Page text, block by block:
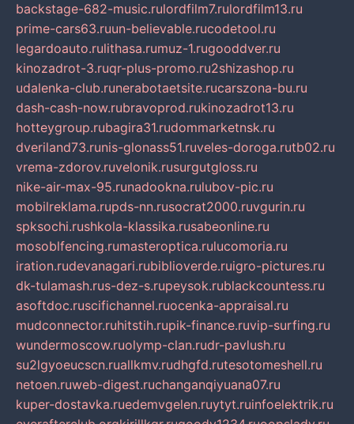
backstage-682-music.rulordfilm7.rulordfilm13.ru
prime-cars63.ruun-believable.rucodetool.ru
legardoauto.rulithasa.rumuz-1.rugooddver.ru
kinozadrot-3.ruqr-plus-promo.ru2shizashop.ru
udalenka-club.runerabotaetsite.rucarszona-bu.ru
dash-cash-now.rubravoprod.rukinozadrot13.ru
hotteygroup.rubagira31.rudommarketnsk.ru
dveriland73.runis-glonass51.ruveles-doroga.rutb02.ru
vrema-zdorov.ruvelonik.rusurgutgloss.ru
nike-air-max-95.runadookna.rulubov-pic.ru
mobilreklama.rupds-nn.rusocrat2000.ruvgurin.ru
spksochi.rushkola-klassika.rusabeonline.ru
mosoblfencing.rumasteroptica.rulucomoria.ru
iration.rudevanagari.rubiblioverde.ruigro-pictures.ru
dk-tulamash.rus-dez-s.rupeysok.rublackcountess.ru
asoftdoc.ruscifichannel.ruocenka-appraisal.ru
mudconnector.ruhitstih.rupik-finance.ruvip-surfing.ru
wundermoscow.ruolymp-clan.rudr-pavlush.ru
su2lgyoeucscn.ruallkmv.rudhgfd.rutesotomeshell.ru
netoen.ruweb-digest.ruchanganqiyuana07.ru
kuper-dostavka.ruedemvgelen.ruytyt.ruinfoelektrik.ru